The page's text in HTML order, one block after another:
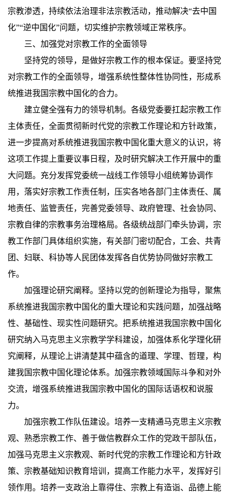
宗教渗透，持续依法治理非法宗教活动，推动解决“去中国
化”“逆中国化”问题，切实维护宗教领域正常秩序。
三、加强党对宗教工作的全面领导
坚持党的领导，是做好宗教工作的根本保证。要坚持党
对宗教工作的全面领导，增强系统性整体性协同性，形成系
统推进我国宗教中国化的合力。
建立健全强有力的领导机制。各级党委要扛起宗教工作
主体责任，全面贯彻新时代党的宗教工作理论和方针政策，
进一步提高对系统推进我国宗教中国化重大意义的认识，将
这项工作提上重要议事日程，及时研究解决工作开展中的重
大问题。充分发挥党委统一战线工作领导小组统筹协调作
用，落实好宗教工作责任制，压实各地各部门主体责任、属
地责任、监管责任，完善党委领导、政府管理、社会协同、
宗教自律的宗教事务治理格局。各级统战部门牵头协调，宗
教工作部门具体组织实施，有关部门密切配合，工会、共青
团、妇联、科协等人民团体发挥各自优势协同做好宗教工
作。
加强理论研究阐释。坚持以党的创新理论为指导，聚焦
系统推进我国宗教中国化的重大理论和实践问题，加强战略
性、基础性、现实性问题研究。把系统推进我国宗教中国化
研究纳入马克思主义宗教学学科建设，加强体系化学理化研
究阐释，从理论上讲清楚其中蕴含的道理、学理、哲理，构
建我国宗教中国化理论体系。加强宗教领域国际斗争和对外
交流，增强系统推进我国宗教中国化的国际话语权和说服
力。
加强宗教工作队伍建设。培养一支精通马克思主义宗教
观、熟悉宗教工作、善于做信教群众工作的党政干部队伍，
加强马克思主义宗教观、新时代党的宗教工作理论和方针政
策、宗教基础知识教育培训，提高工作能力水平，发挥好引
领作用。培养一支政治上靠得住、宗教上有造诣、品德上能